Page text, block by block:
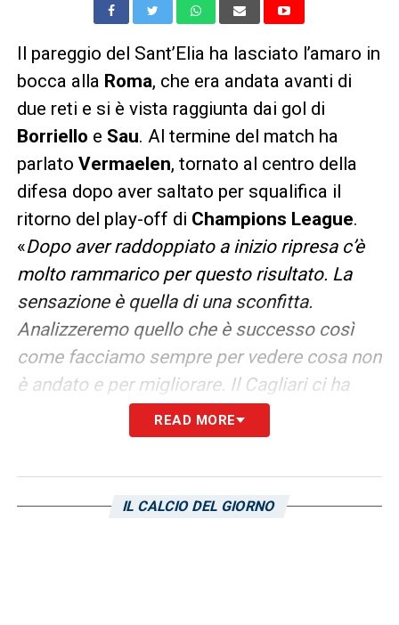
Il pareggio del Sant’Elia ha lasciato l’amaro in
bocca alla Roma, che era andata avanti di
due reti e si è vista raggiunta dai gol di
Borriello e Sau. Al termine del match ha
parlato Vermaelen, tornato al centro della
difesa dopo aver saltato per squalifica il
ritorno del play-off di Champions League.
«Dopo aver raddoppiato a inizio ripresa c’è
molto rammarico per questo risultato. La
sensazione è quella di una sconfitta.
Analizzeremo quello che è successo così
come facciamo sempre per vedere cosa non
è andato e per migliorare. Il Cagliari ci ha
messi in difficoltà ma il vantaggio di due gol
deve essere sufficiente per vincere
READ MORE
IL CALCIO DEL GIORNO